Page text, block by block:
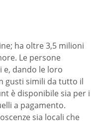
ha oltre 3,5 milioni
Le persone
e, dando le loro
gusti simili da tutto il
è disponibile sia per i
a pagamento.
sia locali che